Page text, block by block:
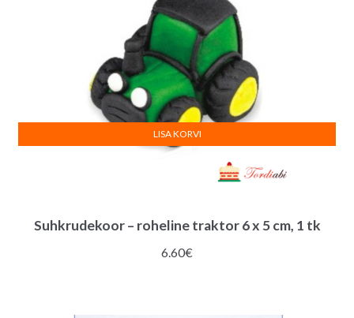
Suhkrudekoor – roheline traktor 6 x 5 cm, 1 tk
6.60€
LISA KORVI